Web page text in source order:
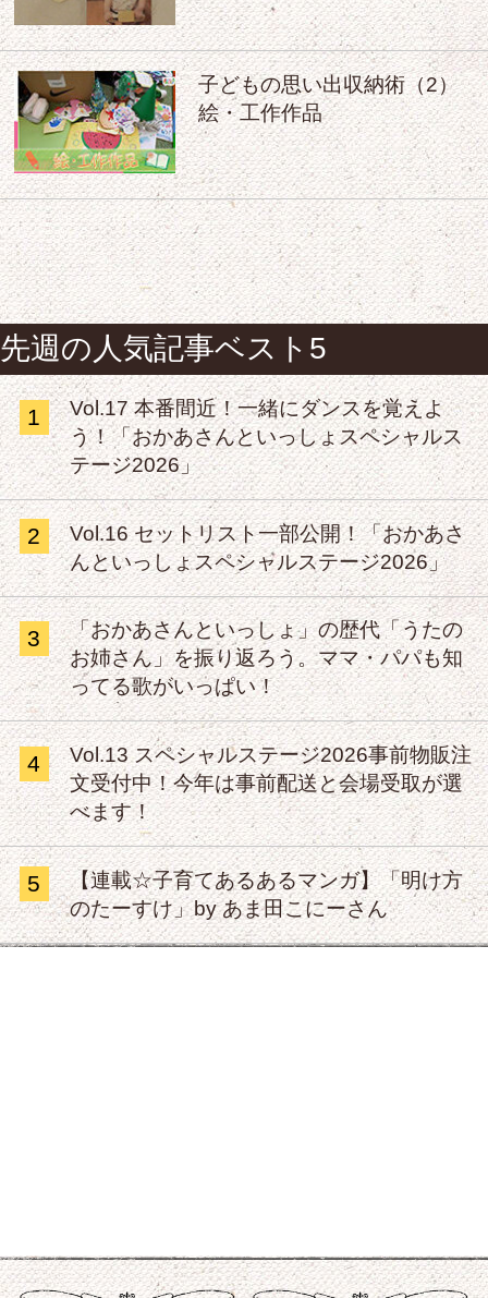
子どもの思い出収納術（2）
絵・工作作品
先週の人気記事ベスト5
1
Vol.17 本番間近！一緒にダンスを覚えよ
う！「おかあさんといっしょスペシャルス
テージ2026」
2
Vol.16 セットリスト一部公開！「おかあさ
んといっしょスペシャルステージ2026」
3
「おかあさんといっしょ」の歴代「うたの
お姉さん」を振り返ろう。ママ・パパも知
ってる歌がいっぱい！
4
Vol.13 スペシャルステージ2026事前物販注
文受付中！今年は事前配送と会場受取が選
べます！
5
【連載☆子育てあるあるマンガ】「明け方
のたーすけ」by あま田こにーさん